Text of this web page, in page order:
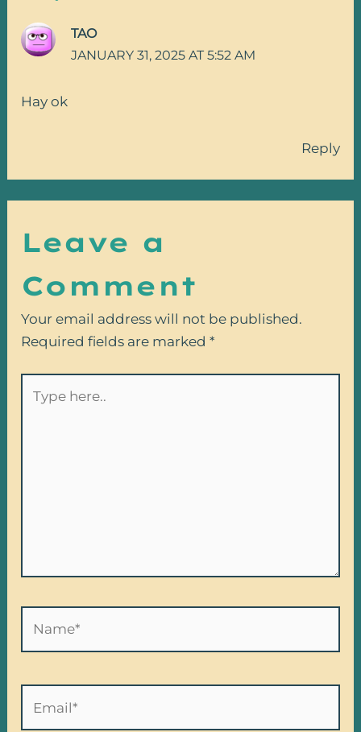
TAO
JANUARY 31, 2025 AT 5:52 AM
Hay ok
Reply
Leave a
Comment
Your email address will not be published.
Required fields are marked*
here..